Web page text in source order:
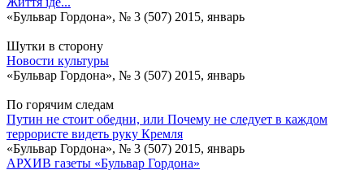
«Бульвар Гордона», № 3 (507) 2015, январь
Шутки в сторону
Новости культуры
«Бульвар Гордона», № 3 (507) 2015, январь
По горячим следам
Путин не стоит обедни, или Почему не следует в каждом
террористе видеть руку Кремля
«Бульвар Гордона», № 3 (507) 2015, январь
АРХИВ газеты «Бульвар Гордона»